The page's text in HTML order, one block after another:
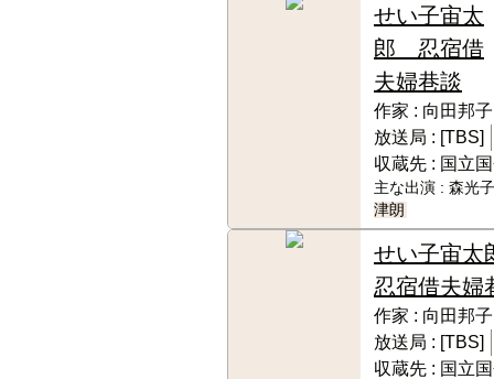
せい子宙太
郎 忍宿借
夫婦巷談
作家 : 向田邦子
放送局 : [TBS]
収蔵先 : 国立
主な出演 : 森光
津朗
せい子宙
忍宿借夫婦
作家 : 向田邦子
放送局 : [TBS]
収蔵先 : 国立